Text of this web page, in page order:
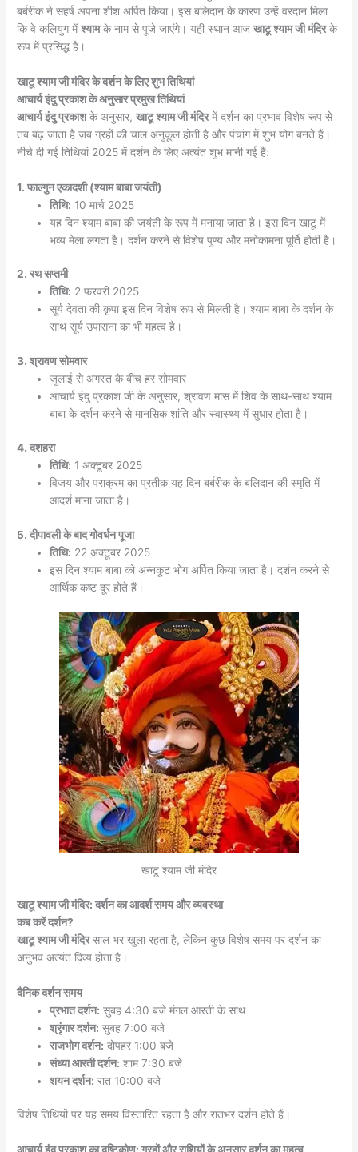
बर्बरीक ने सहर्ष अपना शीश अर्पित किया। इस बलिदान के कारण उन्हें वरदान मिला
कि वे कलियुग मेंश्यामके नाम से पूजे जाएंगे। यही स्थान आजखाटू श्याम जी मंदिरके
रूप में प्रसिद्ध है।
खाटू श्याम जी मंदिर के दर्शन के लिए शुभ तिथियां
आचार्य इंदु प्रकाश के अनुसार प्रमुख तिथियां
आचार्य इंदु प्रकाशके अनुसार,खाटू श्याम जी मंदिरमें दर्शन का प्रभाव विशेष रूप से
तब बढ़ जाता है जब ग्रहों की चाल अनुकूल होती है और पंचांग में शुभ योग बनते हैं।
नीचे दी गई तिथियां 2025 में दर्शन के लिए अत्यंत शुभ मानी गई हैं:
1. फाल्गुन एकादशी (श्याम बाबा जयंती)
तिथि: 10 मार्च 2025
यह दिन श्याम बाबा की जयंती के रूप में मनाया जाता है। इस दिन खाटू में
भव्य मेला लगता है। दर्शन करने से विशेष पुण्य और मनोकामना पूर्ति होती है।
2. रथ सप्तमी
तिथि: 2 फरवरी 2025
सूर्य देवता की कृपा इस दिन विशेष रूप से मिलती है। श्याम बाबा के दर्शन के
साथ सूर्य उपासना का भी महत्व है।
3. श्रावण सोमवार
जुलाई से अगस्त के बीच हर सोमवार
आचार्य इंदु प्रकाश जी के अनुसार, श्रावण मास में शिव के साथ-साथ श्याम
बाबा के दर्शन करने से मानसिक शांति और स्वास्थ्य में सुधार होता है।
4. दशहरा
तिथि: 1 अक्टूबर 2025
विजय और पराक्रम का प्रतीक यह दिन बर्बरीक के बलिदान की स्मृति में
आदर्श माना जाता है।
5. दीपावली के बाद गोवर्धन पूजा
तिथि: 22 अक्टूबर 2025
इस दिन श्याम बाबा को अन्नकूट भोग अर्पित किया जाता है। दर्शन करने से
आर्थिक कष्ट दूर होते हैं।
खाटू श्याम जी मंदिर
खाटू श्याम जी मंदिर: दर्शन का आदर्श समय और व्यवस्था
कब करें दर्शन?
खाटू श्याम जी मंदिरसाल भर खुला रहता है, लेकिन कुछ विशेष समय पर दर्शन का
अनुभव अत्यंत दिव्य होता है।
दैनिक दर्शन समय
प्रभात दर्शन: सुबह 4:30 बजे मंगल आरती के साथ
श्रृंगार दर्शन: सुबह 7:00 बजे
राजभोग दर्शन: दोपहर 1:00 बजे
संध्या आरती दर्शन: शाम 7:30 बजे
शयन दर्शन: रात 10:00 बजे
विशेष तिथियों पर यह समय विस्तारित रहता है और रातभर दर्शन होते हैं।